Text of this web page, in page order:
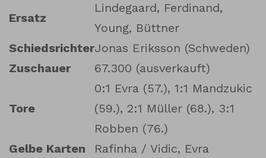
Ersatz
Lindegaard, Ferdinand,
Young, Büttner
SchiedsrichterJonas Eriksson (Schweden)
Zuschauer
67.300 (ausverkauft)
Tore
0:1 Evra (57.), 1:1 Mandzukic
(59.), 2:1 Müller (68.), 3:1
Robben (76.)
Gelbe Karten
Rafinha / Vidic, Evra